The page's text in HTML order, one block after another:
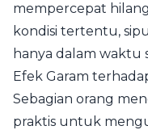
mempercepat
kondisi tertentu,
hanya dalam waktu
Efek Garam
Sebagian orang
praktis untuk